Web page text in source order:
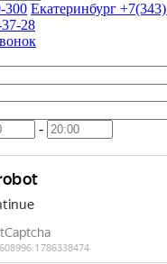
300 Екатеринбург +7(343)
28
-